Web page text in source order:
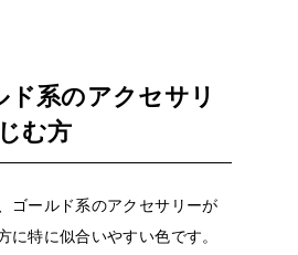
系のアクセサリ
む方
ゴールド系のアクセサリーが
に特に似合いやすい色です。